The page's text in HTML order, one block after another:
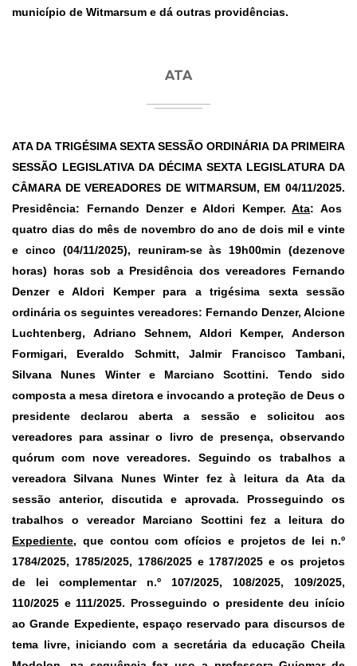
município de Witmarsum e dá outras providências.
ATA
ATA DA TRIGÉSIMA SEXTA SESSÃO ORDINÁRIA DA PRIMEIRA
SESSÃO LEGISLATIVA DA DÉCIMA SEXTA LEGISLATURA DA
CÂMARA DE VEREADORES DE WITMARSUM, EM 04/11/2025.
Presidência: Fernando Denzer e Aldori Kemper. Ata: Aos
quatro dias do mês de novembro do ano de dois mil e vinte
e cinco (04/11/2025), reuniram-se às 19h00min (dezenove
horas) horas sob a Presidência dos vereadores Fernando
Denzer e Aldori Kemper para a trigésima sexta sessão
ordinária os seguintes vereadores: Fernando Denzer, Alcione
Luchtenberg, Adriano Sehnem, Aldori Kemper, Anderson
Formigari, Everaldo Schmitt, Jalmir Francisco Tambani,
Silvana Nunes Winter e Marciano Scottini. Tendo sido
composta a mesa diretora e invocando a proteção de Deus o
presidente declarou aberta a sessão e solicitou aos
vereadores para assinar o livro de presença, observando
quórum com nove vereadores. Seguindo os trabalhos a
vereadora Silvana Nunes Winter fez à leitura da Ata da
sessão anterior, discutida e aprovada. Prosseguindo os
trabalhos o vereador Marciano Scottini fez a leitura do
Expediente, que contou com ofícios e projetos de lei n.º
1784/2025, 1785/2025, 1786/2025 e 1787/2025 e os projetos
de lei complementar n.º 107/2025, 108/2025, 109/2025,
110/2025 e 111/2025. Prosseguindo o presidente deu início
aoGrande Expediente, espaço reservado para discursos de
tema livre, iniciando com a secretária da educação Cheila